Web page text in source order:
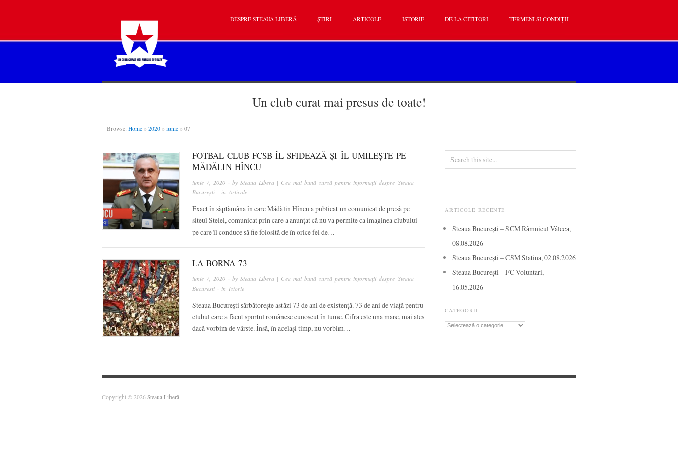
STEAUA LIBERĂ
DESPRE STEAUA LIBERĂ ȘTIRI ARTICOLE ISTORIE DE LA CITITORI TERMENI SI CONDIȚII
Un club curat mai presus de toate!
Browse: Home » 2020 » iunie » 07
FOTBAL CLUB FCSB ÎL SFIDEAZĂ ȘI ÎL UMILEȘTE PE
MĂDĂLIN HÎNCU
iunie 7, 2020 · by Steaua Libera | Cea mai bună sursă pentru informații despre Steaua
București · in Articole
Exact în săptămâna în care Mădălin Hîncu a publicat un comunicat de presă pe
siteul Stelei, comunicat prin care a anunțat că nu va permite ca imaginea clubului
pe care îl conduce să fie folosită de în orice fel de…
LA BORNA 73
iunie 7, 2020 · by Steaua Libera | Cea mai bună sursă pentru informații despre Steaua
București · in Istorie
Steaua București sărbătorește astăzi 73 de ani de existență. 73 de ani de viață pentru
clubul care a făcut sportul românesc cunoscut în lume. Cifra este una mare, mai ales
dacă vorbim de vârste. Însă, în același timp, nu vorbim…
ARTICOLE RECENTE
Steaua București – SCM Râmnicul Vâlcea,
08.08.2026
Steaua București – CSM Slatina, 02.08.2026
Steaua București – FC Voluntari,
16.05.2026
CATEGORII
Categorii
Copyright © 2026 Steaua Liberă